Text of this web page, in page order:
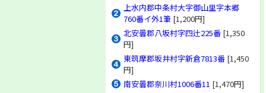
上水内郡中条村大字御山里字本郷
760番イ外1筆 [1,200円]
北安曇郡八坂村字四辻225番 [1,350
円]
東筑摩郡坂井村字新倉7813番 [1,450
円]
南安曇郡奈川村1006番11 [1,470円]